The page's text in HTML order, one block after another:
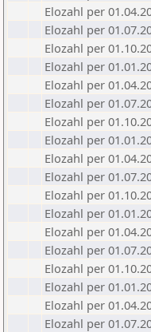
Elozahl per
Elozahl per
Elozahl per
Elozahl per
Elozahl per
Elozahl per
Elozahl per
Elozahl per
Elozahl per
Elozahl per
Elozahl per
Elozahl per
Elozahl per
Elozahl per
Elozahl per
Elozahl per
Elozahl per
Elozahl per